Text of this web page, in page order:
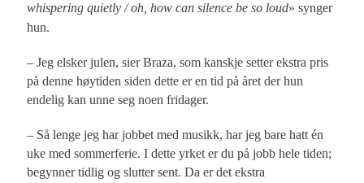
whispering quietly / oh, how can silence be so loud» synger
hun.
– Jeg elsker julen, sier Braza, som kanskje setter ekstra pris
på denne høytiden siden dette er en tid på året der hun
endelig kan unne seg noen fridager.
– Så lenge jeg har jobbet med musikk, har jeg bare hatt én
uke med sommerferie. I dette yrket er du på jobb hele tiden;
begynner tidlig og slutter sent. Da er det ekstra